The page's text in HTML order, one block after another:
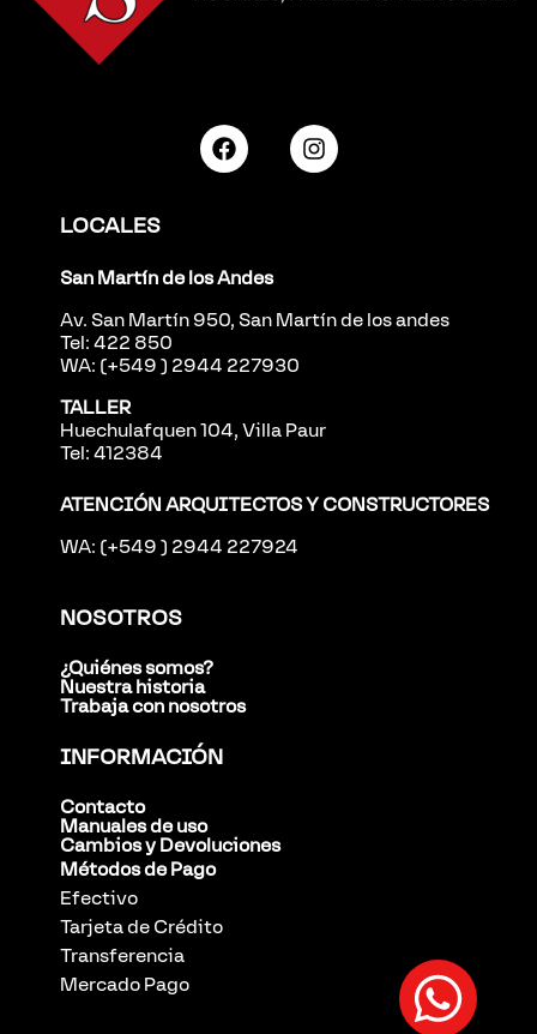
LOCALES
San Martín de los Andes
Av. San Martín 950, San Martín de los andes
Tel: 422 850
WA: (+549 ) 2944 227930
TALLER
Huechulafquen 104, Villa Paur
Tel: 412384
ATENCIÓN ARQUITECTOS Y CONSTRUCTORES
WA: (+549 ) 2944 227924
NOSOTROS
¿Quiénes somos?
Nuestra historia
Trabaja con nosotros
INFORMACIÓN
Contacto
Manuales de uso
Cambios y Devoluciones
Métodos de Pago
Efectivo
Tarjeta de Crédito
Transferencia
Mercado Pago